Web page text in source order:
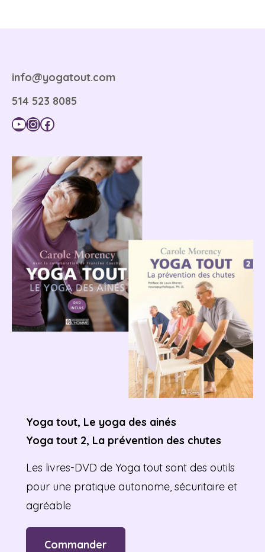
info@yogatout.com
514 523 8085
YouTube
Instagram
Facebook
Yoga tout, Le yoga des ainés
Yoga tout 2, La prévention des chutes
Les livres-DVD de Yoga tout sont des outils
pour une pratique autonome, sécuritaire et
agréable
Commander